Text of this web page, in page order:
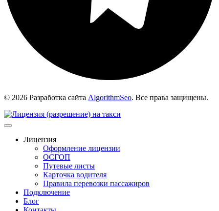
© 2026 Разработка сайта AlgorithmSeo. Все права защищены.
Лицензия
Оформление лицензии
ОСГОП
Путевые листы
Карточка водителя
Правила перевозки пассажиров
Подключение
Блог